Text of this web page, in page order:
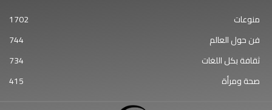
منوعات
1702
فن حول العالم
744
ثقافة بكل اللغات
734
صحة ومرأة
415